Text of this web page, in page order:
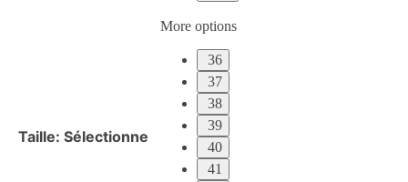
Taille: Sélectionne
More options
36
37
38
39
40
41